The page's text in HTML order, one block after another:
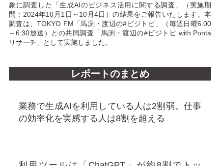
象に調査した「生成AIのビジネス活用に関する調査」（実施期
間：2024年10月1日～10月4日）の結果をご報告いたします。本
調査は、TOKYO FM「馬渕・渡辺の#ビジトピ」（毎週日曜6:00
～6:30放送）との共同調査「馬渕・渡辺の#ビジトピ with Ponta
リサーチ」として実施しました。
レポートのまとめ
業務で生成AIを利用している人は2割弱。仕事
の効率化を実感する人は8割を超える